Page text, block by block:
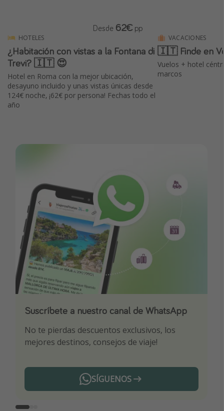
HOTELES
¿Habitación con vistas a la Fontana di
Trevi? 🇮🇹 😍
Hotel en Roma con la mejor ubicación,
desayuno incluido y unas vistas únicas desde
124€ noche, ¡62€ por persona! Fechas todo el
año
Desde 62€ pp
VACACIONES
🇮🇹 Finde en
Vuelos + hotel
marcos
Suscríbete a nuestro canal de WhatsApp
No te pierdas descuentos exclusivos, los
mejores destinos, consejos de viaje!
SÍGUENOS
Descarga nuestra app
Sé el primero en reservar nuestros chollazos
¡Suscríbete a nuestro canal de Telegram!
¡Recibe las mejores ofertas seleccionadas para
ti por nuestros expertos en viajes
Telegram